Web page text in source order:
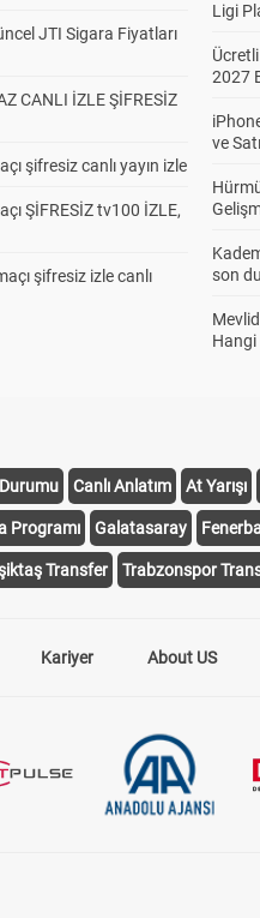
JTI Sigara Fiyatları
CANLI İZLE ŞİFRESİZ
şifresiz canlı yayın izle
ŞİFRESİZ tv100 İZLE,
şifresiz izle canlı
Ligi
2027
ve
son
Hangi
Canlı Anlatım At Yarışı
Programı Galatasaray
Transfer Trabzonspor
Kariyer About US